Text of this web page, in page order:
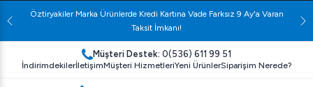
Öztiryakiler Marka Ürünlerde Kredi Kartına Vade Farksız 9 Ay'a Varan
Taksit İmkanı!
Müşteri Destek: 0(536) 611 99 51
İndirimdekilerİletişimMüşteri HizmetleriYeni ÜrünlerSiparişim Nerede?